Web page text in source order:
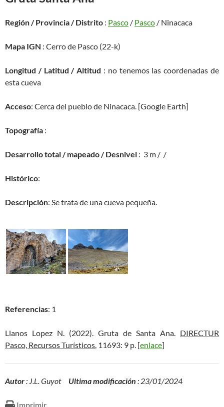
Región / Provincia / Distrito : Pasco / Pasco / Ninacaca
Mapa IGN : Cerro de Pasco (22-k)
Longitud / Latitud / Altitud : no tenemos las coordenadas de
esta cueva
Acceso: Cerca del pueblo de Ninacaca. [Google Earth]
Topografía :
Desarrollo total / mapeado / Desnivel : 3 m / /
Histórico:
Descripción: Se trata de una cueva pequeña.
Referencias: 1
Llanos Lopez N. (2022). Gruta de Santa Ana. DIRECTUR
Pasco, Recursos Turísticos, 11693: 9 p. [enlace]
Autor: J.L. Guyot Ultima modificación : 23/01/2024
Imprimir